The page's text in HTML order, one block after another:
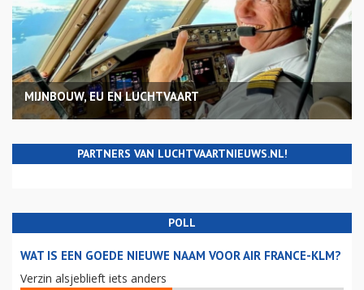
MIJNBOUW, EU EN LUCHTVAART
PARTNERS VAN LUCHTVAARTNIEUWS.NL!
POLL
WAT IS EEN GOEDE NIEUWE NAAM VOOR AIR FRANCE-KLM?
Verzin alsjeblieft iets anders